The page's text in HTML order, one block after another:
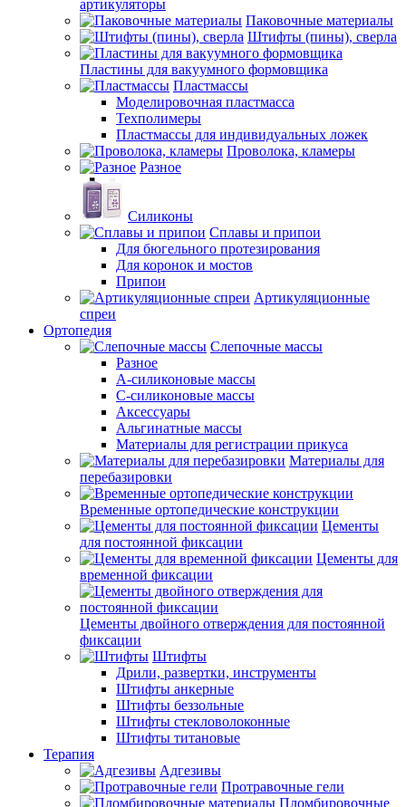
артикуляторы
Паковочные материалы
Штифты (пины), сверла
Пластины для вакуумного формовщика
Пластмассы
Моделировочная пластмасса
Техполимеры
Пластмассы для индивидуальных ложек
Проволока, кламеры
Разное
Силиконы
Сплавы и припои
Для бюгельного протезирования
Для коронок и мостов
Припои
Артикуляционные
спреи
Ортопедия
Слепочные массы
Разное
А-силиконовые массы
С-силиконовые массы
Аксессуары
Альгинатные массы
Материалы для регистрации прикуса
Материалы для
перебазировки
Временные ортопедические конструкции
Цементы
для постоянной фиксации
Цементы для
временной фиксации
Цементы двойного отверждения для постоянной
фиксации
Штифты
Дрили, развертки, инструменты
Штифты анкерные
Штифты беззольные
Штифты стекловолоконные
Штифты титановые
Терапия
Адгезивы
Протравочные гели
Пломбировочные